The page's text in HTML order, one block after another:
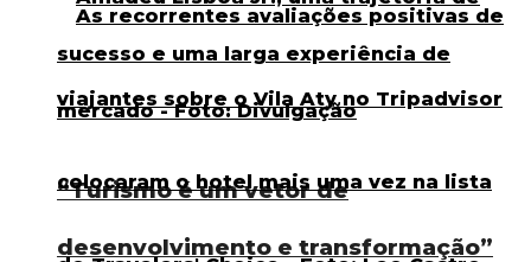
“Turismo é um vetor de
desenvolvimento e transformação”